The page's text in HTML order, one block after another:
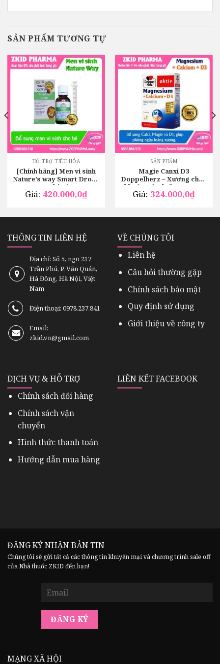
SẢN PHẨM TƯƠNG TỰ
HỖ TRỢ TIÊU HÓA
[Chính hãng] Men vi sinh
Nature’s way Smart Drops
Probiotic
Giá: 420.000,0₫
SẢN PHẨM
Magie Canxi D3
Doppelherz – Xương chắc
khoẻ, ngừa loãng xương
Giá: 324.000,0₫
THÔNG TIN LIÊN HỆ
Địa chỉ: Số 5, ngõ 217
Trần Phú, P. Văn Quán,
Hà Đông, Hà Nội, Việt
Nam
Điện thoại: 0978.237.841
Email:
zkid.vn@gmail.com
VỀ CHÚNG TÔI
Liên hệ
Câu hỏi thường gặp
Chính sách bảo mật
Quy định sử dụng
Giới thiệu về công ty
DỊCH VỤ & HỖ TRỢ
Chính sách đổi hàng
Chính sách vận
chuyển
Hình thức thanh toán
Hướng dẫn mua hàng
LIÊN KẾT FACEBOOK
ĐĂNG KÝ NHẬN BẢN TIN
Chúng tôi sẽ gửi tất cả các thông tin khuyến mại và chương trình sale off
của Nhà thuốc ZKID đến bạn!
MẠNG XÃ HỘI